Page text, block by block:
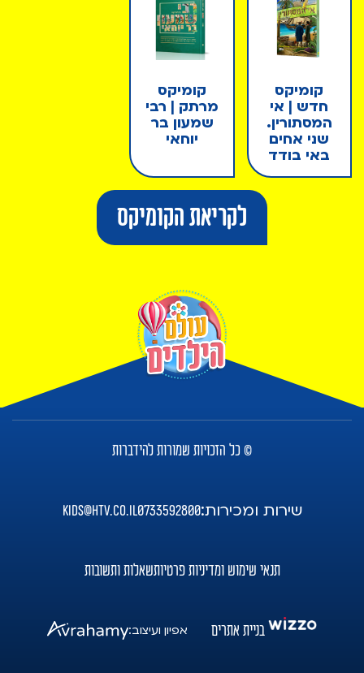
קומיקס
חדש | אי
המסתורין.
שני אחים
באי בודד
קומיקס
מרתק | רבי
שמעון בר
יוחאי
לקריאת הקומיקס
© כל הזכויות שמורות להידברות
שירות ומכירות:0733592800
kids@htv.co.il
תנאי שימוש ומדיניות פרטיותשאלות ותשובות
בניית אתרים אפיון ועיצוב: